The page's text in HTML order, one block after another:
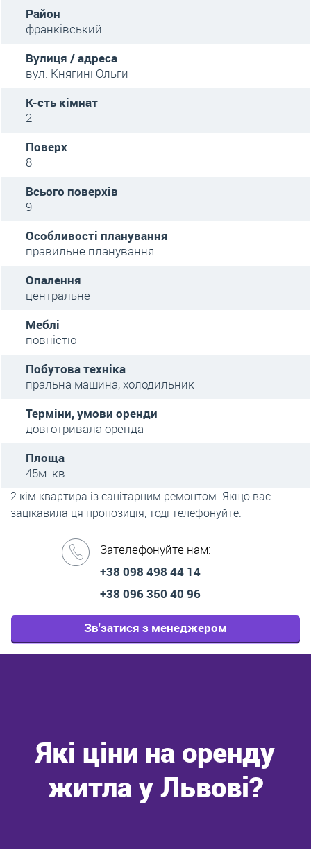
Район
франківський
Вулиця / адреса
вул. Княгині Ольги
К-сть кімнат
2
Поверх
8
Всього поверхів
9
Особливості планування
правильне планування
Опалення
центральне
Меблі
повністю
Побутова техніка
пральна машина, холодильник
Терміни, умови оренди
довготривала оренда
Площа
45м. кв.
2 кім квартира із санітарним ремонтом. Якщо вас
зацікавила ця пропозиція, тоді телефонуйте.
Зателефонуйте нам:
+38 098 498 44 14
+38 096 350 40 96
Зв'затися з менеджером
Які ціни на оренду
житла у Львові?